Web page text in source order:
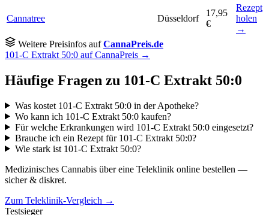
Cannatree Düsseldorf
17,95
€
Rezept
holen
→
Weitere Preisinfos aufCannaPreis.de
101-C Extrakt 50:0 auf CannaPreis →
Häufige Fragen zu 101-C Extrakt 50:0
Was kostet 101-C Extrakt 50:0 in der Apotheke?
Wo kann ich 101-C Extrakt 50:0 kaufen?
Für welche Erkrankungen wird 101-C Extrakt 50:0 eingesetzt?
Brauche ich ein Rezept für 101-C Extrakt 50:0?
Wie stark ist 101-C Extrakt 50:0?
Medizinisches Cannabis über eine Teleklinik online bestellen —
sicher & diskret.
Zum Teleklinik-Vergleich →
Testsieger